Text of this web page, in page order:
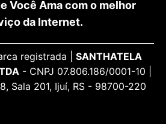
Você Ama com o melhor
da Internet.
registrada | SANTHATELA
- CNPJ 07.806.186/0001-10 |
Sala 201, Ijuí, RS - 98700-220